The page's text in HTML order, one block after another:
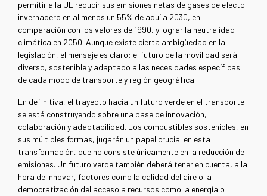
permitir a la UE reducir sus emisiones netas de gases de efecto
invernadero en al menos un 55% de aquí a 2030, en
comparación con los valores de 1990, y lograr la neutralidad
climática en 2050. Aunque existe cierta ambigüedad en la
legislación, el mensaje es claro: el futuro de la movilidad será
diverso, sostenible y adaptado a las necesidades específicas
de cada modo de transporte y región geográfica.
En definitiva, el trayecto hacia un futuro verde en el transporte
se está construyendo sobre una base de innovación,
colaboración y adaptabilidad. Los combustibles sostenibles, en
sus múltiples formas, jugarán un papel crucial en esta
transformación, que no consiste únicamente en la reducción de
emisiones. Un futuro verde también deberá tener en cuenta, a la
hora de innovar, factores como la calidad del aire o la
democratización del acceso a recursos como la energía o